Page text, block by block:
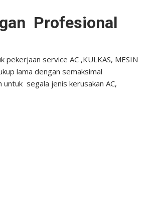
Profesional
service AC ,KULKAS, MESIN
lama dengan semaksimal
segala jenis kerusakan AC,